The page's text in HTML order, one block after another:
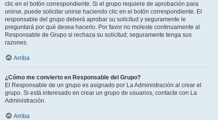
clic en el botón correspondiente. Si el grupo requiere de aprobación para
unirse, puede solicitar unirse haciendo clic en el botón correspondiente. El
responsable del grupo deberá aprobar su solicitud y seguramente le
preguntará por qué desea hacerlo. Por favor no moleste continuamente al
Responsable de Grupo si rechaza su solicitud; seguramente tenga sus
razones.
Arriba
¿Cómo me convierto en Responsable del Grupo?
El Responsable de un grupo es asignado por La Administración al crear el
grupo. Si está interesado en crear un grupo de usuarios, contacte con La
Administración.
Arriba